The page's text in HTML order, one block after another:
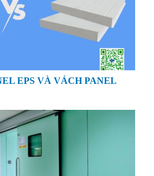
EPS VÀ VÁCH PANEL